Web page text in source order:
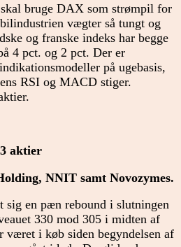
bruge DAX som strømpil for
vægter så tungt og
og franske indeks har begge
4 pct. og 2 pct. Der er
på ugebasis,
RSI og MACD stiger.
aktier
NNIT samt Novozymes.
sig en pæn rebound i slutningen
330 mod 305 i midten af
i køb siden begyndelsen af